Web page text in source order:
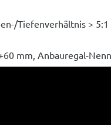
Tiefenverhältnis >
mm, Anbauregal-